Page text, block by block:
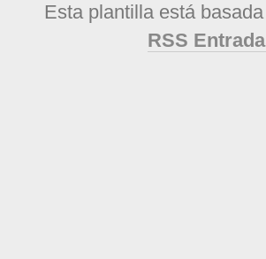
Esta plantilla está
RSS